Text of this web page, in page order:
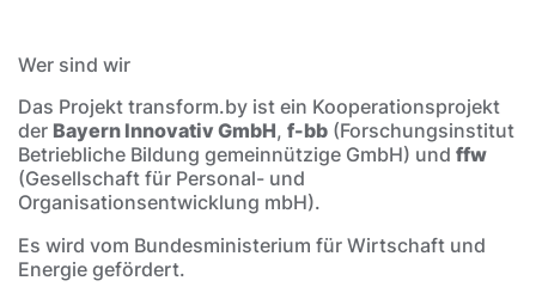
Wer sind wir
Das Projekt transform.by ist ein Kooperationsprojekt
der Bayern Innovativ GmbH, f-bb (Forschungsinstitut
Betriebliche Bildung gemeinnützige GmbH) und ffw
(Gesellschaft für Personal- und
Organisationsentwicklung mbH).
Es wird vom Bundesministerium für Wirtschaft und
Energie gefördert.